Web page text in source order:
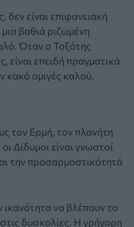
δεν είναι επιφανειακή
βαθιά ριζωμένη
Όταν ο Τοξότης
είναι επειδή πραγματικά
κακό αμιγές καλού.
τον Ερμή, τον πλανήτη
Δίδυμοι είναι γνωστοί
την προσαρμοστικότητά
να βλέπουν το
δυσκολίες. Η γρήγορη